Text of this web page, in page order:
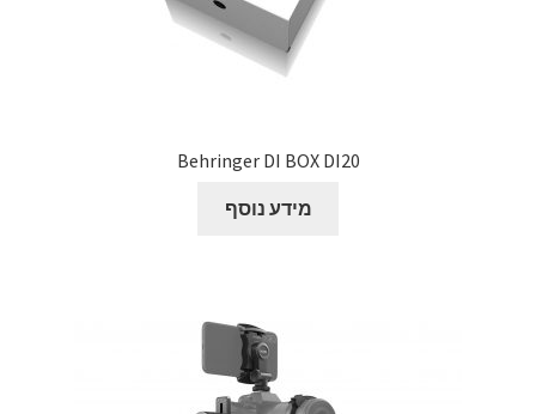
Behringer DI BOX DI20
מידע נוסף